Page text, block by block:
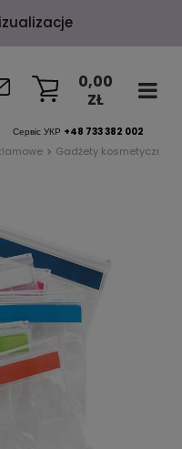
Сервіс УКР +48 733 382 002
0,00
ZŁ
Gadżety kosmetyczne i